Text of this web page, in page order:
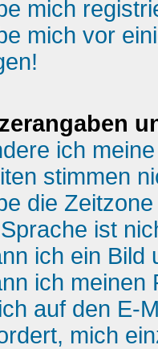
mich
mich vor
ich
stimmen
die
ist
ich ein Bild
ich meinen
auf den E-
mich